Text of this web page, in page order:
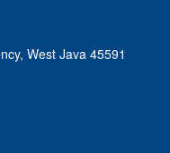
West Java 45591